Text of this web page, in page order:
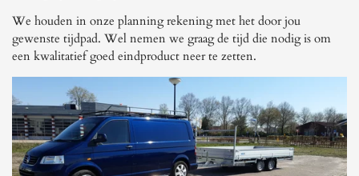
We houden in onze planning rekening met het door jou
gewenste tijdpad. Wel nemen we graag de tijd die nodig is om
een kwalitatief goed eindproduct neer te zetten.